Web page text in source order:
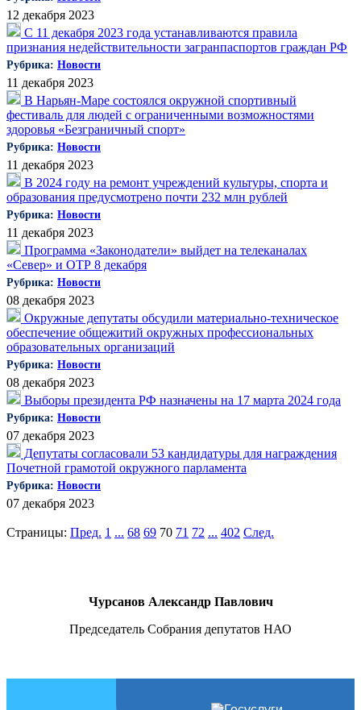
12 декабря 2023
С 11 декабря 2023 года устанавливаются правила
признания недействительности загранпаспортов граждан РФ
Рубрика: Новости
11 декабря 2023
В Нарьян-Маре состоялся окружной спортивный
фестиваль для людей с ограниченными возможностями
здоровья «Безграничный спорт»
Рубрика: Новости
11 декабря 2023
В 2024 году на ремонт учреждений культуры, спорта и
образования предусмотрено почти 232 млн рублей
Рубрика: Новости
11 декабря 2023
Программа «Законодатели» выйдет на телеканалах
«Север» и ОТР 8 декабря
Рубрика: Новости
08 декабря 2023
Окружные депутаты обсудили материально-техническое
обеспечение общежитий окружных профессиональных
образовательных организаций
Рубрика: Новости
08 декабря 2023
Выборы президента РФ назначены на 17 марта 2024 года
Рубрика: Новости
07 декабря 2023
Депутаты согласовали 53 кандидатуры для награждения
Почетной грамотой окружного парламента
Рубрика: Новости
07 декабря 2023
Страницы: Пред. 1 ... 68 69 70 71 72 ... 402 След.
Чурсанов Александр Павлович
Председатель Собрания депутатов НАО